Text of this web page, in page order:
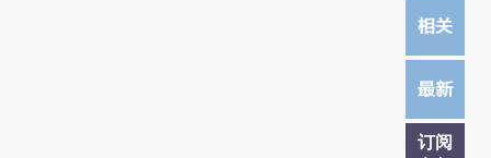
订阅